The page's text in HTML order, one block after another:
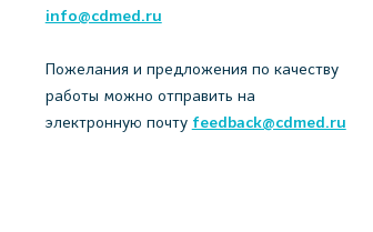
info@cdmed.ru
Пожелания и предложения по качеству
работы можно отправить на
электронную почту feedback@cdmed.ru